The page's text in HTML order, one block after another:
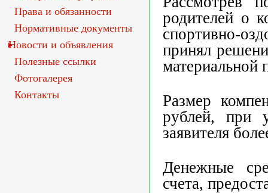
Права и обязанности
Нормативные документы
Новости и объявления
Полезные ссылки
Фотогалерея
Контакты
родителей о
спортивно-
принял
материальной
Размер
рублей, при
заявителя
Денежные
счета,